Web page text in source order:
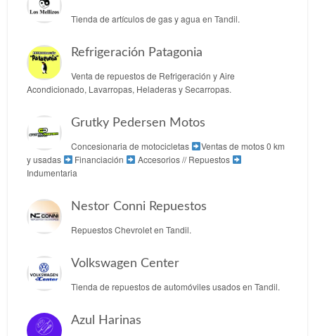
Tienda de artículos de gas y agua en Tandil.
Refrigeración Patagonia
Venta de repuestos de Refrigeración y Aire
Acondicionado, Lavarropas, Heladeras y Secarropas.
Grutky Pedersen Motos
Concesionaria de motocicletas
Ventas de motos 0 km
y usadas
Financiación
Accesorios // Repuestos
Indumentaria
Nestor Conni Repuestos
Repuestos Chevrolet en Tandil.
Volkswagen Center
Tienda de repuestos de automóviles usados en Tandil.
Azul Harinas